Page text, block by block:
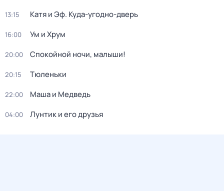
13:15 Катя и Эф. Куда-угодно-дверь
16:00 Ум и Хрум
20:00 Спокойной ночи, малыши!
20:15 Тюленьки
22:00 Маша и Медведь
04:00 Лунтик и его друзья